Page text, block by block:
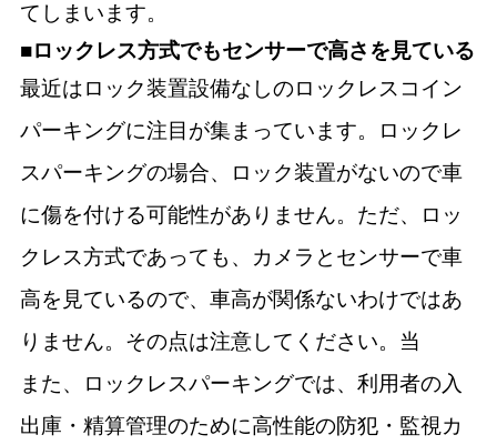
てしまいます。
■ロックレス方式でもセンサーで高さを見ている
最近はロック装置設備なしのロックレスコイン
パーキングに注目が集まっています。ロックレ
スパーキングの場合、ロック装置がないので車
に傷を付ける可能性がありません。ただ、ロッ
クレス方式であっても、カメラとセンサーで車
高を見ているので、車高が関係ないわけではあ
りません。その点は注意してください。当
また、ロックレスパーキングでは、利用者の入
出庫・精算管理のために高性能の防犯・監視カ